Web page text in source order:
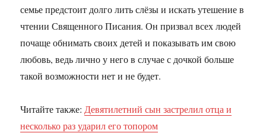
семье предстоит долго лить слёзы и искать утешение в
чтении Священного Писания. Он призвал всех людей
почаще обнимать своих детей и показывать им свою
любовь, ведь лично у него в случае с дочкой больше
такой возможности нет и не будет.
Читайте также:Девятилетний сын застрелил отца и
несколько раз ударил его топором